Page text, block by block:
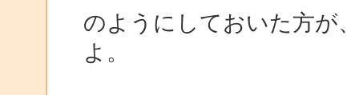
のようにしておいた方が
よ。